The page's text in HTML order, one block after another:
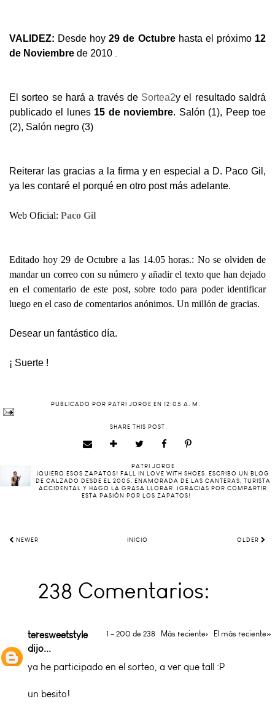
VALIDEZ: Desde hoy29 de Octubrehasta el próximo 12
de Noviembre de 2010 .
El sorteo se hará a través de Sortea2y el resultado saldrá
publicado el lunes 15 de noviembre. Salón (1), Peep toe
(2), Salón negro (3)
Reiterar las gracias a la firma y en especial a D. Paco Gil,
ya les contaré el porqué en otro post más adelante.
Web Oficial: Paco Gil
Editado hoy 29 de Octubre a las 14.05 horas.: No se olviden de
mandar un correo con su número y añadir el texto que han dejado
en el comentario de este post, sobre todo para poder identificar
luego en el caso de comentarios anónimos. Un millón de gracias.
Desear un fantástico día.
¡ Suerte !
PUBLICADO POR PATRI JORGE EN 12:05 A. M.
SHARE THIS POST
PATRI JORGE
¡QUIERO ESOS ZAPATOS! FALL IN LOVE WITH SHOES. ESCRIBO UN BLOG
DE CALZADO DESDE EL 2005. ENAMORADA DE LAS CANTERAS, TURISTA
ACCIDENTAL Y HAGO LA GRASA LLORAR. ¡GRACIAS POR COMPARTIR
ESTA PASIÓN POR LOS ZAPATOS!
NEWER INICIO OLDER
238 Comentarios:
1 – 200 de 238 Más reciente› El más reciente»
teresweetstyle
dijo...
ya he participado en el sorteo, a ver que tall :P
un besito!